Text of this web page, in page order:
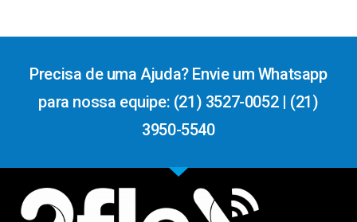
Precisa de uma Ajuda? Envie um Whatsapp
para nossa equipe: (21) 3527-0052 | (21)
3950-5540